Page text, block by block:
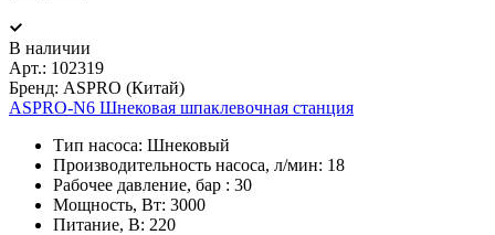
В наличии
Арт.: 102319
Бренд: ASPRO (Китай)
ASPRO-N6 Шнековая шпаклевочная станция
Тип насоса: Шнековый
Производительность насоса, л/мин: 18
Рабочее давление, бар : 30
Мощность, Вт: 3000
Питание, В: 220